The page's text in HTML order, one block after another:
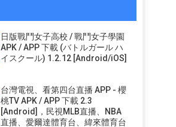
日版戰鬥女子高校 / 戰鬥女子學園
APK / APP 下載 (バトルガール ハ
イスクール) 1.2.12 [Android/iOS]
台灣電視、看第四台直播 APP - 櫻
桃TV APK / APP 下載 2.3
[Android]，民視MLB直播、NBA
直播、愛爾達體育台、緯來體育台